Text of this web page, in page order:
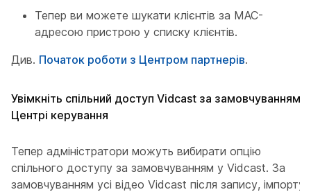
Тепер ви можете шукати клієнтів за MAC-
адресою пристрою у списку клієнтів.
Див. Початок роботи з Центром партнерів.
Увімкніть спільний доступ Vidcast за замовчуванням у
Центрі керування
Тепер адміністратори можуть вибирати опцію
спільного доступу за замовчуванням у Vidcast. За
замовчуванням усі відео Vidcast після запису, імпорту